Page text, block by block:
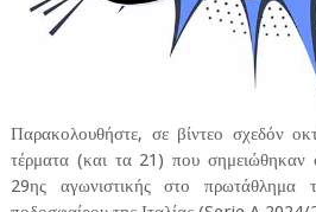
Παρακολουθήστε, σε βίντεο σχεδόν
τέρματα (και τα 21) που σημειώθηκαν
29ης αγωνιστικής στο πρωτάθλημα